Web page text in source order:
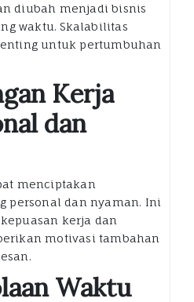
diubah menjadi bisnis
waktu. Skalabilitas
untuk pertumbuhan
Kerja
dan
menciptakan
personal dan nyaman. Ini
kerja dan
motivasi tambahan
Waktu